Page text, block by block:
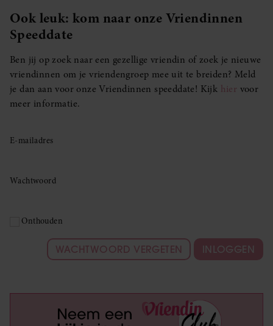
Ook leuk: kom naar onze Vriendinnen
Speeddate
Ben jij op zoek naar een gezellige vriendin of zoek je nieuwe
vriendinnen om je vriendengroep mee uit te breiden? Meld
je dan aan voor onze Vriendinnen speeddate! Kijk hier voor
meer informatie.
E-mailadres
Wachtwoord
Onthouden
WACHTWOORD VERGETEN INLOGGEN